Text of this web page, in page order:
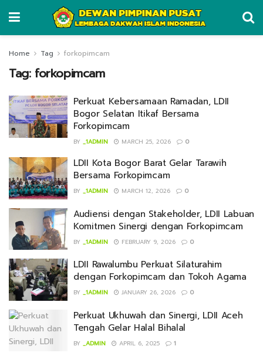
Home Tag forkopimcam
Tag: forkopimcam
Perkuat Kebersamaan Ramadan, LDII
Bogor Selatan Itikaf Bersama
Forkopimcam
BY _1ADMIN MARCH 25, 2026 0
LDII Kota Bogor Barat Gelar Tarawih
Bersama Forkopimcam
BY _1ADMIN MARCH 12, 2026 0
Audiensi dengan Stakeholder, LDII Labuan
Komitmen Sinergi dengan Forkopimcam
BY _1ADMIN FEBRUARY 9, 2026 0
LDII Rawalumbu Perkuat Silaturahim
dengan Forkopimcam dan Tokoh Agama
BY _1ADMIN JANUARY 26, 2026 0
Perkuat Ukhuwah dan Sinergi, LDII Aceh
Tengah Gelar Halal Bihalal
BY _ADMIN APRIL 6, 2025 1